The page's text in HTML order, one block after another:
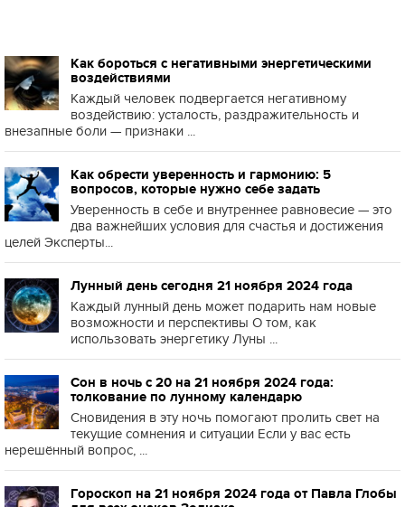
Как бороться с негативными энергетическими
воздействиями
Каждый человек подвергается негативному
воздействию: усталость, раздражительность и
внезапные боли — признаки ...
Как обрести уверенность и гармонию: 5
вопросов, которые нужно себе задать
Уверенность в себе и внутреннее равновесие — это
два важнейших условия для счастья и достижения
целей Эксперты...
Лунный день сегодня 21 ноября 2024 года
Каждый лунный день может подарить нам новые
возможности и перспективы О том, как
использовать энергетику Луны ...
Сон в ночь с 20 на 21 ноября 2024 года:
толкование по лунному календарю
Сновидения в эту ночь помогают пролить свет на
текущие сомнения и ситуации Если у вас есть
нерешённый вопрос, ...
Гороскоп на 21 ноября 2024 года от Павла Глобы